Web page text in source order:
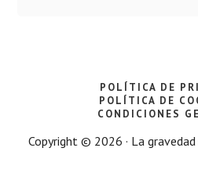
POLÍTICA DE
POLÍTICA DE
CONDICIONES
Copyright © 2026 · La gravedad